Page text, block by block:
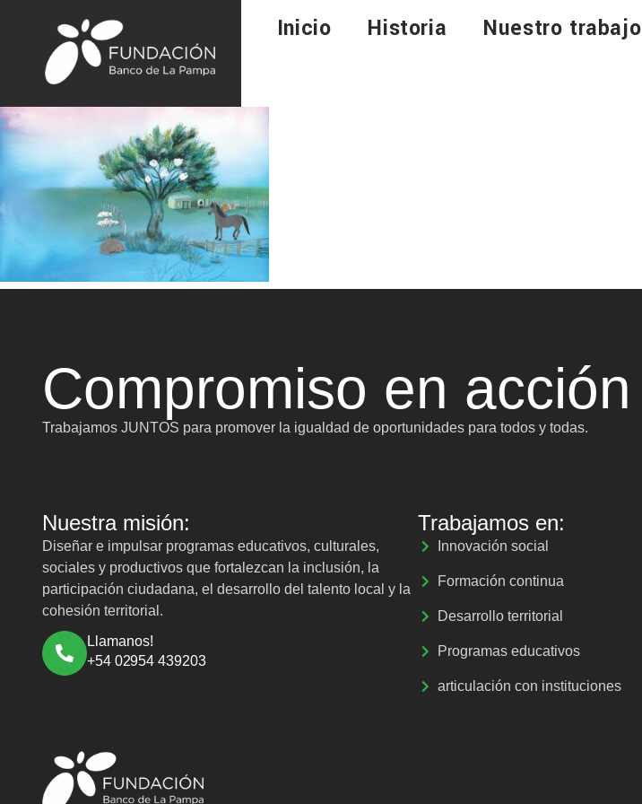
Inicio Historia Nuestro trabajo
Compromiso en acción
Trabajamos JUNTOS para promover la igualdad de oportunidades para todos y todas.
Nuestra misión:
Diseñar e impulsar programas educativos, culturales,
sociales y productivos que fortalezcan la inclusión, la
participación ciudadana, el desarrollo del talento local y la
cohesión territorial.
Llamanos!
+54 02954 439203
Trabajamos en:
Innovación social
Formación continua
Desarrollo territorial
Programas educativos
articulación con instituciones